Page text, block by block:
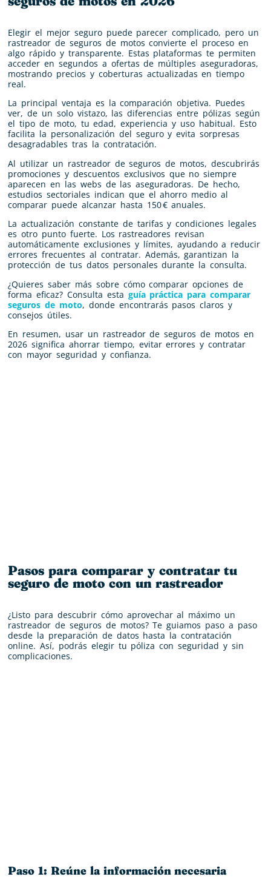
Elegir el mejor seguro puede parecer complicado, pero un
rastreador de seguros de motos convierte el proceso en
algo rápido y transparente. Estas plataformas te permiten
acceder en segundos a ofertas de múltiples aseguradoras,
mostrando precios y coberturas actualizadas en tiempo
real.
La principal ventaja es la comparación objetiva. Puedes
ver, de un solo vistazo, las diferencias entre pólizas según
el tipo de moto, tu edad, experiencia y uso habitual. Esto
facilita la personalización del seguro y evita sorpresas
desagradables tras la contratación.
Al utilizar un rastreador de seguros de motos, descubrirás
promociones y descuentos exclusivos que no siempre
aparecen en las webs de las aseguradoras. De hecho,
estudios sectoriales indican que el ahorro medio al
comparar puede alcanzar hasta 150 € anuales.
La actualización constante de tarifas y condiciones legales
es otro punto fuerte. Los rastreadores revisan
automáticamente exclusiones y límites, ayudando a reducir
errores frecuentes al contratar. Además, garantizan la
protección de tus datos personales durante la consulta.
¿Quieres saber más sobre cómo comparar opciones de
forma eficaz? Consulta esta guía práctica para comparar
seguros de moto, donde encontrarás pasos claros y
consejos útiles.
En resumen, usar un rastreador de seguros de motos en
2026 significa ahorrar tiempo, evitar errores y contratar
con mayor seguridad y confianza.
Pasos para comparar y contratar tu
seguro de moto con un rastreador
¿Listo para descubrir cómo aprovechar al máximo un
rastreador de seguros de motos? Te guiamos paso a paso
desde la preparación de datos hasta la contratación
online. Así, podrás elegir tu póliza con seguridad y sin
complicaciones.
Paso 1: Reúne la información necesaria